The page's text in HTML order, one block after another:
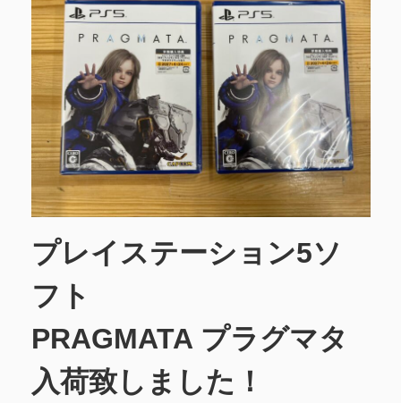
プレイステーション5ソ
フト
PRAGMATA プラグマタ
入荷致しました！